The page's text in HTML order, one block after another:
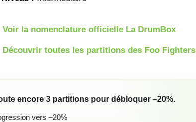
la nomenclature officielle La DrumBox
toutes les partitions des Foo Fighters
encore 3 partitions pour débloquer –20%.
vers –20%